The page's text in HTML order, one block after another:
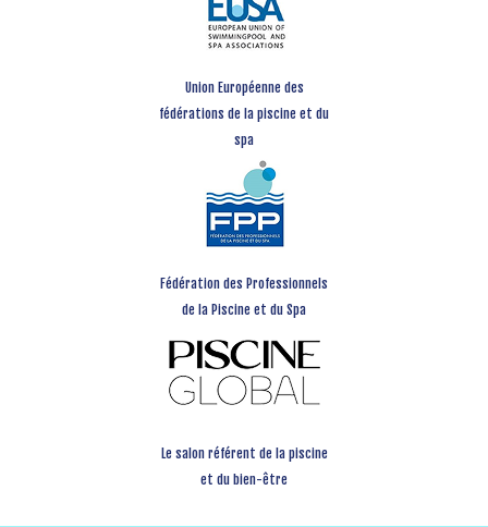
Union Européenne des
fédérations de la piscine et du
spa
Fédération des Professionnels
de la Piscine et du Spa
Le salon référent de la piscine
et du bien-être